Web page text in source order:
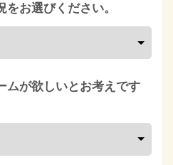
お選びください。
ムが欲しいとお考えです